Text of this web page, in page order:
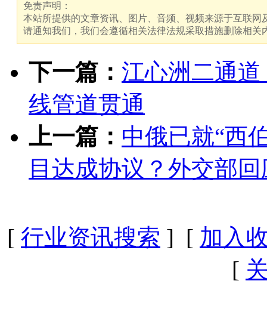
免责声明：
本站所提供的文章资讯、图片、音频、视频来源于互联
请通知我们，我们会遵循相关法律法规采取措施删除相关
下一篇： 江心洲二通
线管道贯通
上一篇： 中俄已就“西
目达成协议？外交部回
[ 行业资讯搜索 ] [ 加入
[